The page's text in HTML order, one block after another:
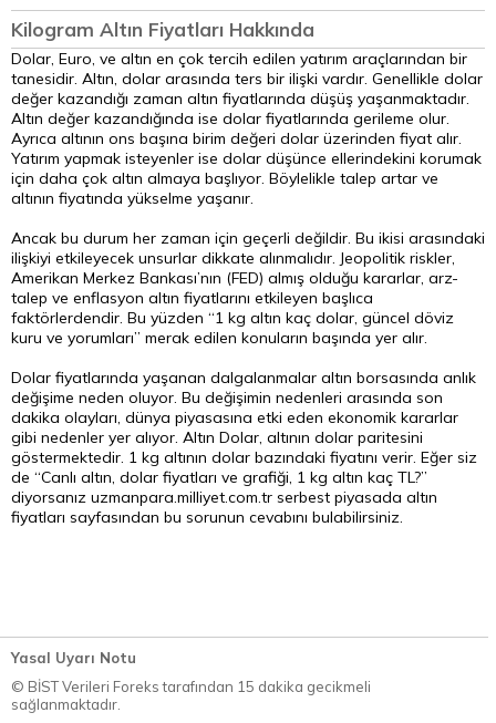
Kilogram Altın Fiyatları Hakkında
Dolar, Euro, ve altın en çok tercih edilen yatırım araçlarından bir
tanesidir. Altın, dolar arasında ters bir ilişki vardır. Genellikle dolar
değer kazandığı zaman altın fiyatlarında düşüş yaşanmaktadır.
Altın değer kazandığında ise dolar fiyatlarında gerileme olur.
Ayrıca altının ons başına birim değeri dolar üzerinden fiyat alır.
Yatırım yapmak isteyenler ise dolar düşünce ellerindekini korumak
için daha çok altın almaya başlıyor. Böylelikle talep artar ve
altının fiyatında yükselme yaşanır.
Ancak bu durum her zaman için geçerli değildir. Bu ikisi arasındaki
ilişkiyi etkileyecek unsurlar dikkate alınmalıdır. Jeopolitik riskler,
Amerikan Merkez Bankası’nın (FED) almış olduğu kararlar, arz-
talep ve enflasyon altın fiyatlarını etkileyen başlıca
faktörlerdendir. Bu yüzden “1 kg altın kaç dolar, güncel döviz
kuru ve yorumları” merak edilen konuların başında yer alır.
Dolar fiyatlarında yaşanan dalgalanmalar altın borsasında anlık
değişime neden oluyor. Bu değişimin nedenleri arasında son
dakika olayları, dünya piyasasına etki eden ekonomik kararlar
gibi nedenler yer alıyor. Altın Dolar, altının dolar paritesini
göstermektedir. 1 kg altının dolar bazındaki fiyatını verir. Eğer siz
de “Canlı altın, dolar fiyatları ve grafiği, 1 kg altın kaç TL?”
diyorsanız uzmanpara.milliyet.com.tr serbest piyasada altın
fiyatları sayfasından bu sorunun cevabını bulabilirsiniz.
Yasal Uyarı Notu
© BİST Verileri Foreks tarafından 15 dakika gecikmeli
sağlanmaktadır.